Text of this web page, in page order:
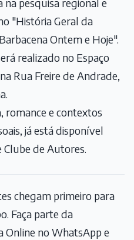
pesquisa regional e
"História Geral da
Ontem e Hoje".
realizado no Espaço
Rua Freire de Andrade,
romance e contextos
já está disponível
de Autores.
chegam primeiro para
Faça parte da
Online no WhatsApp e